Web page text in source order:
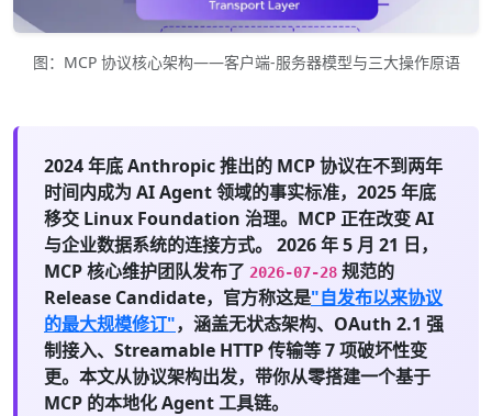
图：MCP 协议核心架构——客户端-服务器模型与三大操作原语
2024 年底 Anthropic 推出的 MCP 协议在不到两年
时间内成为 AI Agent 领域的事实标准，2025 年底
移交 Linux Foundation 治理。 MCP 正在改变 AI
与企业数据系统的连接方式。 2026 年 5 月 21 日，
MCP 核心维护团队发布了 2026-07-28 规范的
Release Candidate，官方称这是"自发布以来协议
的最大规模修订"，涵盖无状态架构、OAuth 2.1 强
制接入、Streamable HTTP 传输等 7 项破坏性变
更。本文从协议架构出发，带你从零搭建一个基于
MCP 的本地化 Agent 工具链。